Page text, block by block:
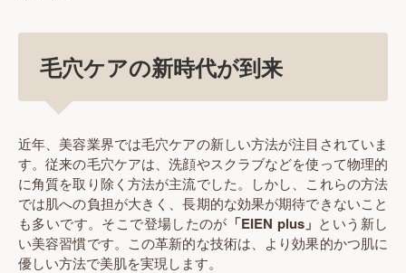
毛穴ケアの新時代が到来
近年、美容業界では毛穴ケアの新しい方法が注目されていま
す。従来の毛穴ケアは、洗顔やスクラブなどを使って物理的
に角質を取り除く方法が主流でした。しかし、これらの方法
では肌への負担が大きく、長期的な効果が期待できないこと
も多いです。そこで登場したのが 「EIEN plus」 という新し
い美容習慣です。この革新的な技術は、より効果的かつ肌に
優しい方法で美肌を実現します。